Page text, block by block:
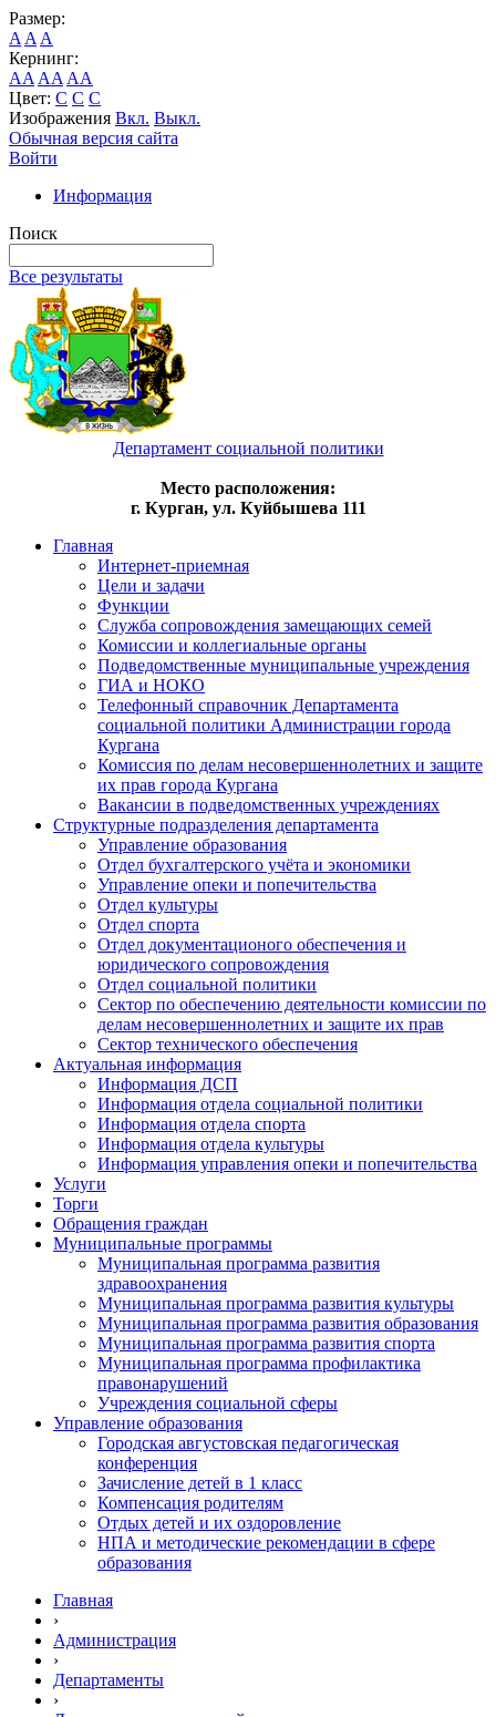
Размер:
A A A
Кернинг:
AA AA AA
Цвет: C C C
Изображения Вкл. Выкл.
Обычная версия сайта
Войти
Информация
Поиск
Все результаты
Департамент социальной политики
Место расположения:
г. Курган, ул. Куйбышева 111
Главная
Интернет-приемная
Цели и задачи
Функции
Служба сопровождения замещающих семей
Комиссии и коллегиальные органы
Подведомственные муниципальные учреждения
ГИА и НОКО
Телефонный справочник Департамента
социальной политики Администрации города
Кургана
Комиссия по делам несовершеннолетних и защите
их прав города Кургана
Вакансии в подведомственных учреждениях
Структурные подразделения департамента
Управление образования
Отдел бухгалтерского учёта и экономики
Управление опеки и попечительства
Отдел культуры
Отдел спорта
Отдел документационого обеспечения и
юридического сопровождения
Отдел социальной политики
Сектор по обеспечению деятельности комиссии по
делам несовершеннолетних и защите их прав
Сектор технического обеспечения
Актуальная информация
Информация ДСП
Информация отдела социальной политики
Информация отдела спорта
Информация отдела культуры
Информация управления опеки и попечительства
Услуги
Торги
Обращения граждан
Муниципальные программы
Муниципальная программа развития
здравоохранения
Муниципальная программа развития культуры
Муниципальная программа развития образования
Муниципальная программа развития спорта
Муниципальная программа профилактика
правонарушений
Учреждения социальной сферы
Управление образования
Городская августовская педагогическая
конференция
Зачисление детей в 1 класс
Компенсация родителям
Отдых детей и их оздоровление
НПА и методические рекомендации в сфере
образования
Главная
›
Администрация
›
Департаменты
›